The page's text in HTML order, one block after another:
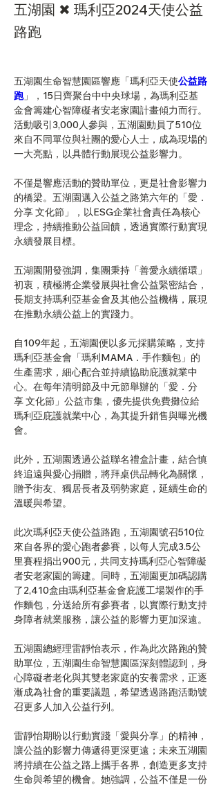
五湖園 ✖ 瑪利亞2024天使公益
路跑
五湖園生命智慧園區響應「瑪利亞天使公益路
跑」，15日齊聚台中中央球場，為瑪利亞基
金會籌建心智障礙者安老家園計畫傾力而行。
活動吸引3,000人參與，五湖園動員了510位
來自不同單位與社團的愛心人士，成為現場的
一大亮點，以具體行動展現公益影響力。
不僅是響應活動的贊助單位，更是社會影響力
的橋梁。五湖園邁入公益之路第六年的「愛．
分享 文化節」，以ESG企業社會責任為核心
理念，持續推動公益回饋，透過實際行動實現
永續發展目標。
五湖園開發強調，集團秉持「善愛永續循環」
初衷，積極將企業發展與社會公益緊密結合，
長期支持瑪利亞基金會及其他公益機構，展現
在推動永續公益上的實踐力。
自109年起，五湖園便以多元採購策略，支持
瑪利亞基金會「瑪利MAMA．手作麵包」的
生產需求，細心配合並持續協助庇護就業中
心。在每年清明節及中元節舉辦的「愛．分
享 文化節」公益市集，優先提供免費攤位給
瑪利亞庇護就業中心，為其提升銷售與曝光機
會。
此外，五湖園透過公益聯名禮盒計畫，結合慎
終追遠與愛心捐贈，將拜桌供品轉化為關懷，
贈予街友、獨居長者及弱勢家庭，延續生命的
溫暖與希望。
此次瑪利亞天使公益路跑，五湖園號召510位
來自各界的愛心跑者參賽，以每人完成3.5公
里賽程捐出900元，共同支持瑪利亞心智障礙
者安老家園的籌建。同時，五湖園更加碼認購
了2,410盒由瑪利亞基金會庇護工場製作的手
作麵包，分送給所有參賽者，以實際行動支持
身障者就業服務，讓公益的影響力更加深遠。
五湖園總經理雷靜怡表示，作為此次路跑的贊
助單位，五湖園生命智慧園區深刻體認到，身
心障礙者老化與其雙老家庭的安養需求，正逐
漸成為社會的重要議題，希望透過路跑活動號
召更多人加入公益行列。
雷靜怡期盼以行動實踐「愛與分享」的精神，
讓公益的影響力傳遞得更深更遠；未來五湖園
將持續在公益之路上攜手各界，創造更多支持
生命與希望的機會。她強調，公益不僅是一份